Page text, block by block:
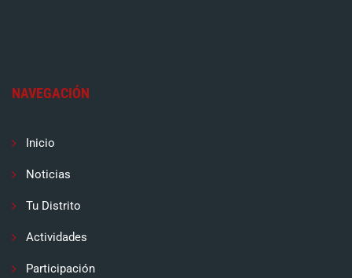
NAVEGACIÓN
Inicio
Noticias
Tu Distrito
Actividades
Participación